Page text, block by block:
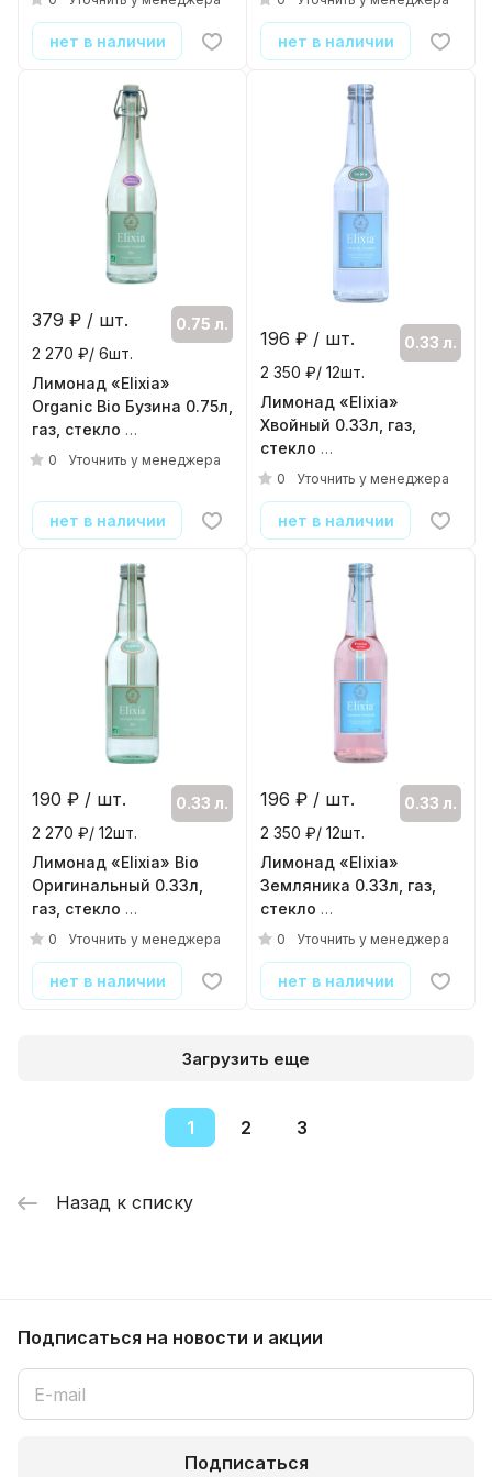
нет в наличии нет в наличии
379 ₽ / шт.
0.75 л.
2 270 ₽/ 6шт.
Лимонад «Elixia»
Organic Bio Бузина 0.75л,
газ, стекло
( 6шт./уп. )
0 Уточнить у менеджера
нет в наличии
196 ₽ / шт.
0.33 л.
2 350 ₽/ 12шт.
Лимонад «Elixia»
Хвойный 0.33л, газ,
стекло
( 12шт./уп. )
0 Уточнить у менеджера
нет в наличии
190 ₽ / шт.
0.33 л.
2 270 ₽/ 12шт.
Лимонад «Elixia» Bio
Оригинальный 0.33л,
газ, стекло
( 12шт./уп. )
0 Уточнить у менеджера
нет в наличии
196 ₽ / шт.
0.33 л.
2 350 ₽/ 12шт.
Лимонад «Elixia»
Земляника 0.33л, газ,
стекло
( 12шт./уп. )
0 Уточнить у менеджера
нет в наличии
Загрузить еще
1 2 3
Назад к списку
Подписаться на новости и акции
Подписаться